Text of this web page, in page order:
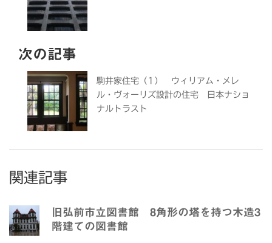
次の記事
駒井家住宅（1） ウィリアム・メレ
ル・ヴォーリズ設計の住宅 日本ナショ
ナルトラスト
関連記事
旧弘前市立図書館 8角形の塔を持つ木造3
階建ての図書館